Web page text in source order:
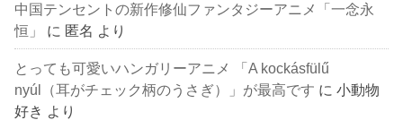
中国テンセントの新作修仙ファンタジーアニメ「一念永
恒」
に 匿名 より
とっても可愛いハンガリーアニメ 「A kockásfülű
nyúl（耳がチェック柄のうさぎ）」が最高です に小動物
好き より